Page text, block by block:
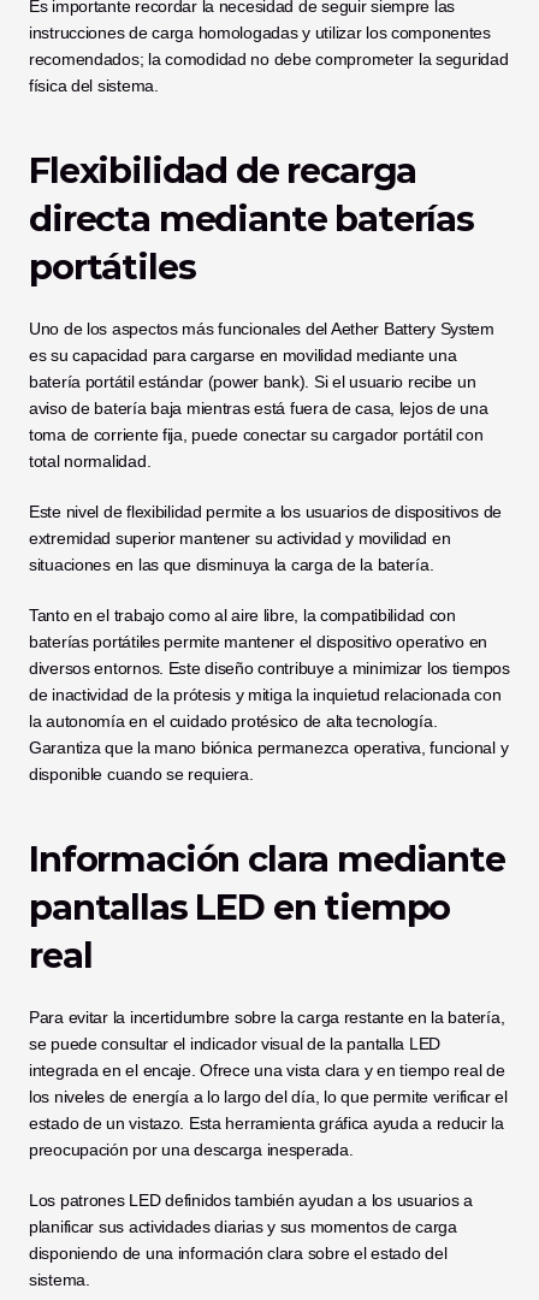
Es importante recordar la necesidad de seguir siempre las
instrucciones de carga homologadas y utilizar los componentes
recomendados; la comodidad no debe comprometer la seguridad
física del sistema.
Flexibilidad de recarga
directa mediante baterías
portátiles
Uno de los aspectos más funcionales del Aether Battery System
es su capacidad para cargarse en movilidad mediante una
batería portátil estándar (power bank). Si el usuario recibe un
aviso de batería baja mientras está fuera de casa, lejos de una
toma de corriente fija, puede conectar su cargador portátil con
total normalidad.
Este nivel de flexibilidad permite a los usuarios de dispositivos de
extremidad superior mantener su actividad y movilidad en
situaciones en las que disminuya la carga de la batería.
Tanto en el trabajo como al aire libre, la compatibilidad con
baterías portátiles permite mantener el dispositivo operativo en
diversos entornos. Este diseño contribuye a minimizar los tiempos
de inactividad de la prótesis y mitiga la inquietud relacionada con
la autonomía en el cuidado protésico de alta tecnología.
Garantiza que la mano biónica permanezca operativa, funcional y
disponible cuando se requiera.
Información clara mediante
pantallas LED en tiempo
real
Para evitar la incertidumbre sobre la carga restante en la batería,
se puede consultar el indicador visual de la pantalla LED
integrada en el encaje. Ofrece una vista clara y en tiempo real de
los niveles de energía a lo largo del día, lo que permite verificar el
estado de un vistazo. Esta herramienta gráfica ayuda a reducir la
preocupación por una descarga inesperada.
Los patrones LED definidos también ayudan a los usuarios a
planificar sus actividades diarias y sus momentos de carga
disponiendo de una información clara sobre el estado del
sistema.